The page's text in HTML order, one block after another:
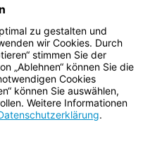
4,5 kann bei integrativen
2 Abs. 3) zur Finanzierung
im Einvernehmen mit der
oben abgewichen werden.
Voraussetzungen für mehrere
gilt stets der höchste
ein Kind in einer Kinderkrippe
Gewichtungsfaktor 2,0 bis
das dritte Lebensjahr